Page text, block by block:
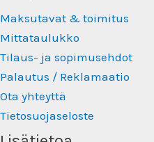
Maksutavat & toimitus
Mittataulukko
Tilaus- ja sopimusehdot
Palautus / Reklamaatio
Ota yhteyttä
Tietosuojaseloste